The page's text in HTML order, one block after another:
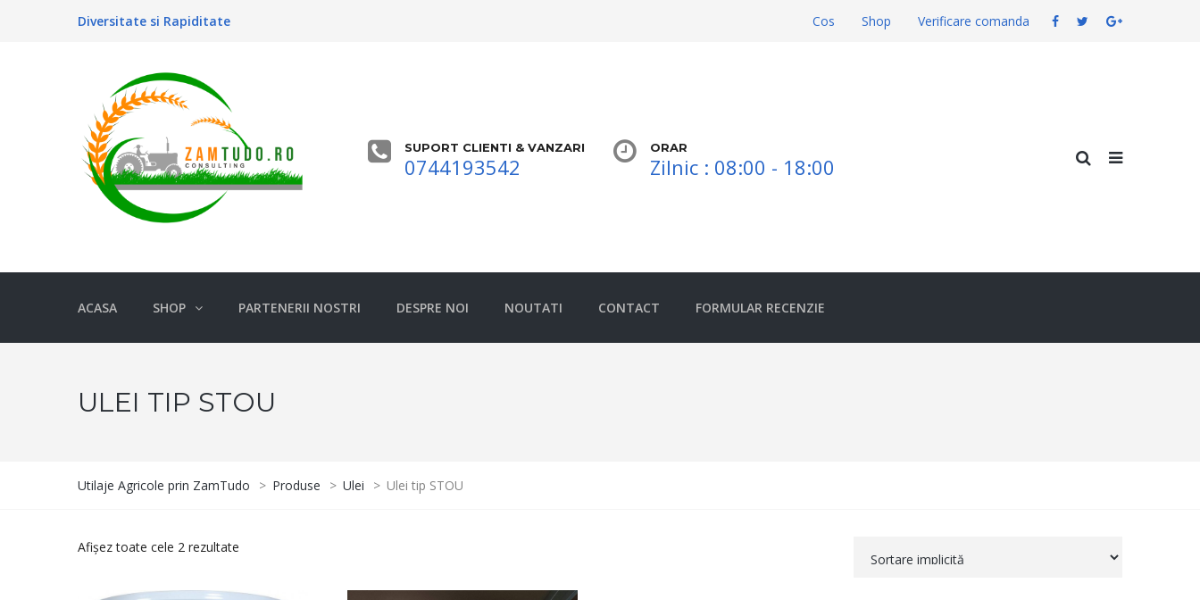
Diversitate si Rapiditate Cos Shop Verificare comanda
SUPORT CLIENTI & VANZARI
0744193542
ORAR
Zilnic : 08:00 - 18:00
ACASA SHOP PARTENERII NOSTRI DESPRE NOI NOUTATI CONTACT FORMULAR RECENZIE
ULEI TIP STOU
Utilaje Agricole prin ZamTudo > Produse > Ulei > Ulei tip STOU
Afișez toate cele 2 rezultate